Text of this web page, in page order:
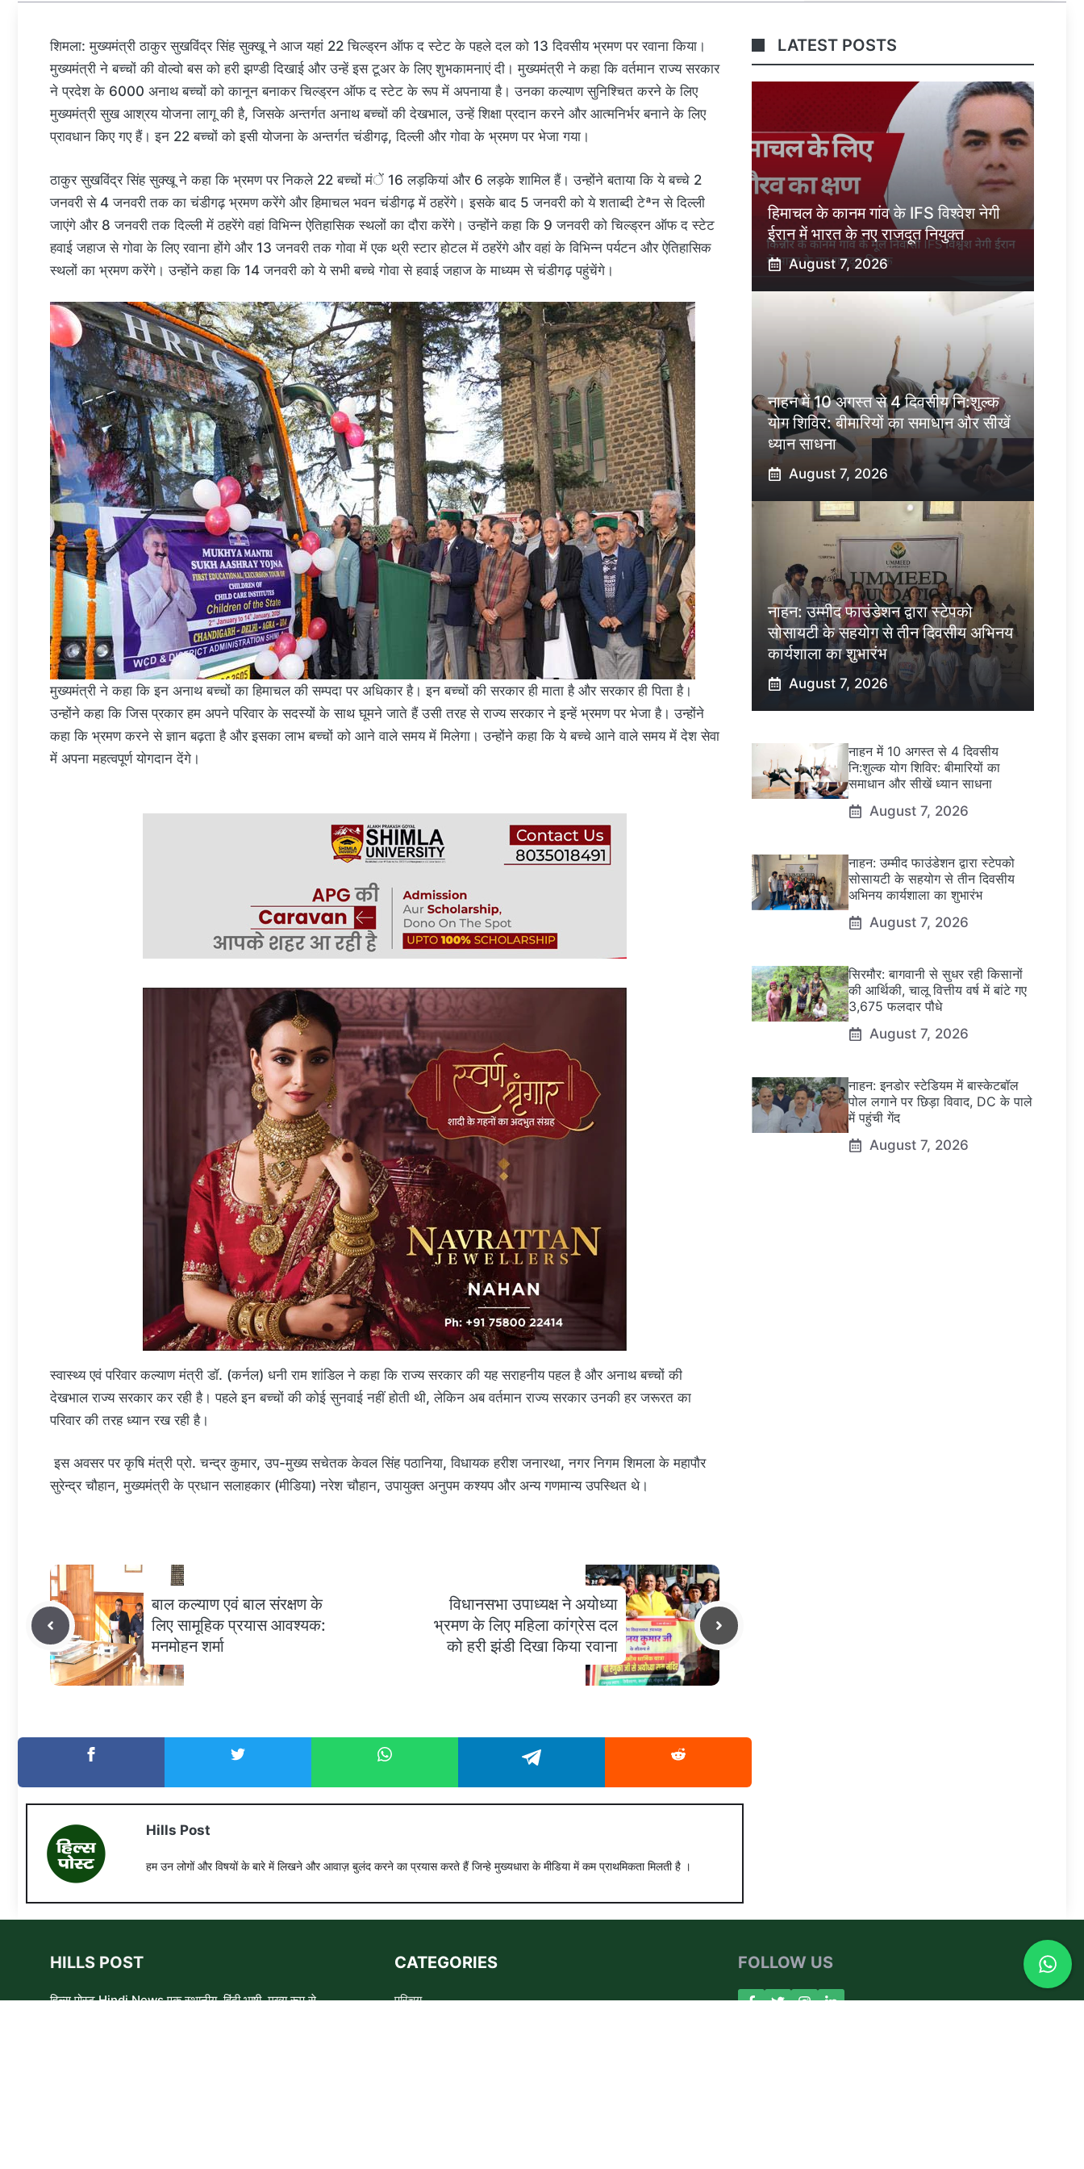
शिमला: मुख्यमंत्री ठाकुर सुखविंद्र सिंह सुक्खू ने आज यहां 22 चिल्ड्रन ऑफ द स्टेट के पहले दल को 13 दिवसीय भ्रमण पर रवाना किया।
मुख्यमंत्री ने बच्चों की वोल्वो बस को हरी झण्डी दिखाई और उन्हें इस टूअर के लिए शुभकामनाएं दी। मुख्यमंत्री ने कहा कि वर्तमान राज्य सरकार
ने प्रदेश के 6000 अनाथ बच्चों को कानून बनाकर चिल्ड्रन ऑफ द स्टेट के रूप में अपनाया है। उनका कल्याण सुनिश्चित करने के लिए
मुख्यमंत्री सुख आश्रय योजना लागू की है, जिसके अन्तर्गत अनाथ बच्चों की देखभाल, उन्हें शिक्षा प्रदान करने और आत्मनिर्भर बनाने के लिए
प्रावधान किए गए हैं। इन 22 बच्चों को इसी योजना के अन्तर्गत चंडीगढ़, दिल्ली और गोवा के भ्रमण पर भेजा गया।
ठाकुर सुखविंद्र सिंह सुक्खू ने कहा कि भ्रमण पर निकले 22 बच्चों मंें 16 लड़कियां और 6 लड़के शामिल हैं। उन्होंने बताया कि ये बच्चे 2
जनवरी से 4 जनवरी तक का चंडीगढ़ भ्रमण करेंगे और हिमाचल भवन चंडीगढ़ में ठहरेंगे। इसके बाद 5 जनवरी को ये शताब्दी टेªन से दिल्ली
जाएंगे और 8 जनवरी तक दिल्ली में ठहरेंगे वहां विभिन्न ऐतिहासिक स्थलों का दौरा करेंगे। उन्होंने कहा कि 9 जनवरी को चिल्ड्रन ऑफ द स्टेट
हवाई जहाज से गोवा के लिए रवाना होंगे और 13 जनवरी तक गोवा में एक थ्री स्टार होटल में ठहरेंगे और वहां के विभिन्न पर्यटन और ऐतिहासिक
स्थलों का भ्रमण करेंगे। उन्होंने कहा कि 14 जनवरी को ये सभी बच्चे गोवा से हवाई जहाज के माध्यम से चंडीगढ़ पहुंचेंगे।
मुख्यमंत्री ने कहा कि इन अनाथ बच्चों का हिमाचल की सम्पदा पर अधिकार है। इन बच्चों की सरकार ही माता है और सरकार ही पिता है।
उन्होंने कहा कि जिस प्रकार हम अपने परिवार के सदस्यों के साथ घूमने जाते हैं उसी तरह से राज्य सरकार ने इन्हें भ्रमण पर भेजा है। उन्होंने
कहा कि भ्रमण करने से ज्ञान बढ़ता है और इसका लाभ बच्चों को आने वाले समय में मिलेगा। उन्होंने कहा कि ये बच्चे आने वाले समय में देश सेवा
में अपना महत्वपूर्ण योगदान देंगे।
स्वास्थ्य एवं परिवार कल्याण मंत्री डॉ. (कर्नल) धनी राम शांडिल ने कहा कि राज्य सरकार की यह सराहनीय पहल है और अनाथ बच्चों की
देखभाल राज्य सरकार कर रही है। पहले इन बच्चों की कोई सुनवाई नहीं होती थी, लेकिन अब वर्तमान राज्य सरकार उनकी हर जरूरत का
परिवार की तरह ध्यान रख रही है।
इस अवसर पर कृषि मंत्री प्रो. चन्द्र कुमार, उप-मुख्य सचेतक केवल सिंह पठानिया, विधायक हरीश जनारथा, नगर निगम शिमला के महापौर
सुरेन्द्र चौहान, मुख्यमंत्री के प्रधान सलाहकार (मीडिया) नरेश चौहान, उपायुक्त अनुपम कश्यप और अन्य गणमान्य उपस्थित थे।
बाल कल्याण एवं बाल संरक्षण के
लिए सामूहिक प्रयास आवश्यक:
मनमोहन शर्मा
विधानसभा उपाध्यक्ष ने अयोध्या
भ्रमण के लिए महिला कांग्रेस दल
को हरी झंडी दिखा किया रवाना
Hills Post
हम उन लोगों और विषयों के बारे में लिखने और आवाज़ बुलंद करने का प्रयास करते हैं जिन्हे मुख्यधारा के मीडिया में कम प्राथमिकता मिलती है ।
LATEST POSTS
हिमाचल के कानम गांव के IFS विश्वेश नेगी
ईरान में भारत के नए राजदूत नियुक्त
August 7, 2026
नाहन में 10 अगस्त से 4 दिवसीय नि:शुल्क
योग शिविर: बीमारियों का समाधान और सीखें
ध्यान साधना
August 7, 2026
नाहन: उम्मीद फाउंडेशन द्वारा स्टेपको
सोसायटी के सहयोग से तीन दिवसीय अभिनय
कार्यशाला का शुभारंभ
August 7, 2026
नाहन में 10 अगस्त से 4 दिवसीय
नि:शुल्क योग शिविर: बीमारियों का
समाधान और सीखें ध्यान साधना
August 7, 2026
नाहन: उम्मीद फाउंडेशन द्वारा स्टेपको
सोसायटी के सहयोग से तीन दिवसीय
अभिनय कार्यशाला का शुभारंभ
August 7, 2026
सिरमौर: बागवानी से सुधर रही किसानों
की आर्थिकी, चालू वित्तीय वर्ष में बांटे गए
3,675 फलदार पौधे
August 7, 2026
नाहन: इनडोर स्टेडियम में बास्केटबॉल
पोल लगाने पर छिड़ा विवाद, DC के पाले
में पहुंची गेंद
August 7, 2026
HILLS POST
हिल्स पोस्ट Hindi News एक स्थानीय, हिंदी भाषी, मुख्य रूप से
CATEGORIES
परिचय
FOLLOW US